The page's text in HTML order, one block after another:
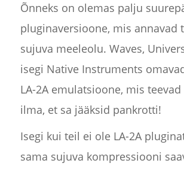
Õnneks on olemas palju
pluginaversioone, mis annavad
sujuva meeleolu. Waves,
isegi Native Instruments
LA-2A emulatsioone, mis
ilma, et sa jääksid pankrotti!
Isegi kui teil ei ole LA-2A
sama sujuva kompressiooni